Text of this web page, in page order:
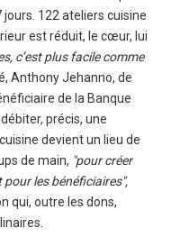
122 ateliers cuisine
est réduit, le cœur, lui
c’est plus facile comme
Anthony Jehanno, de
de la Banque
précis, une
devient un lieu de
de main, "pour créer
pour les bénéficiaires",
qui, outre les dons,